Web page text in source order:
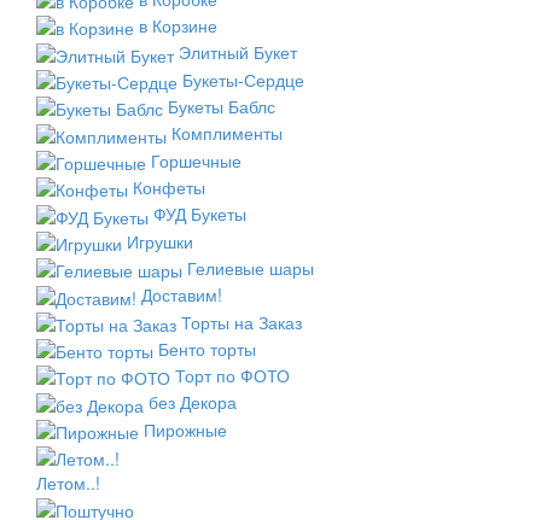
в Корзине
Элитный Букет
Букеты-Сердце
Букеты Баблс
Комплименты
Горшечные
Конфеты
ФУД Букеты
Игрушки
Гелиевые шары
Доставим!
Торты на Заказ
Бенто торты
Торт по ФОТО
без Декора
Пирожные
Летом..!